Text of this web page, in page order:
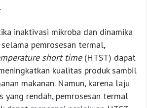
inaktivasi mikroba dan dinamika
pemrosesan termal,
short time(HTST) dapat
kualitas produk sambil
makanan. Namun, karena laju
yang rendah, pemrosesan termal